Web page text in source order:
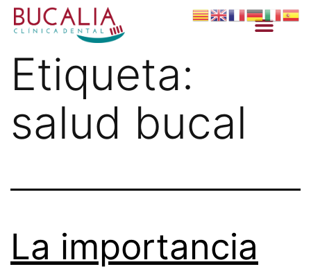
Etiqueta:
salud bucal
La importancia